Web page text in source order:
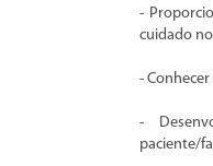
-
cuidado
-
-
paciente/